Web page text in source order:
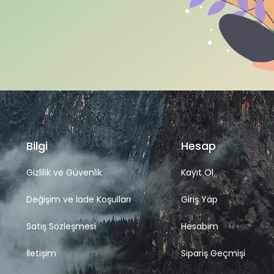
Bilgi
Gizlilik ve Güvenlik
Değişim ve İade Koşulları
Satış Sözleşmesi
İletişim
Hesap
Kayıt Ol
Giriş Yap
Hesabım
Sipariş Geçmişi